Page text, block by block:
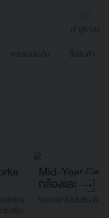
เข้าสู่ระบบ
การรับประกัน ซื้อสินค้า
อุปกรณ์
รเสริม
Mid-Year
กล้องและเลนส์คู่
ในทุกโมเมนต์
ระยะเวลาโปรโมชัน ตั้